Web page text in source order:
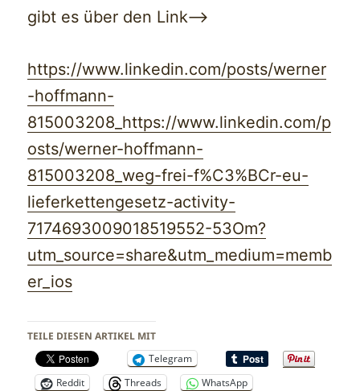
gibt es über den Link—>
https://www.linkedin.com/posts/werner
-hoffmann-
815003208_https://www.linkedin.com/p
osts/werner-hoffmann-
815003208_weg-frei-f%C3%BCr-eu-
lieferkettengesetz-activity-
7174693009018519552-53Om?
utm_source=share&utm_medium=memb
er_ios
TEILE DIESEN ARTIKEL MIT
Telegram
Reddit
Threads
WhatsApp